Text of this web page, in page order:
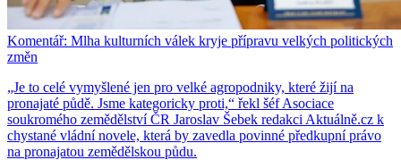
Komentář: Mlha kulturních válek kryje přípravu velkých politických
změn
„Je to celé vymyšlené jen pro velké agropodniky, které žijí na
pronajaté půdě. Jsme kategoricky proti,“ řekl šéf Asociace
soukromého zemědělství ČR Jaroslav Šebek redakci Aktuálně.cz k
chystané vládní novele, která by zavedla povinné předkupní právo
na pronajatou zemědělskou půdu.